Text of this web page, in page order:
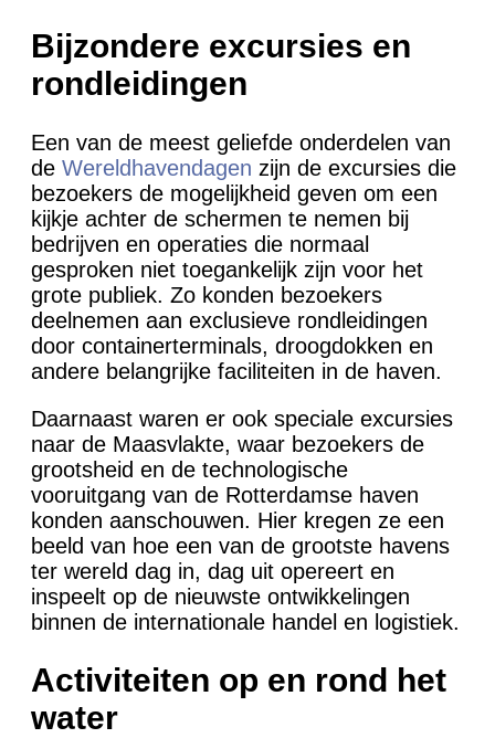
Bijzondere excursies en
rondleidingen
Een van de meest geliefde onderdelen van
de Wereldhavendagen zijn de excursies die
bezoekers de mogelijkheid geven om een
kijkje achter de schermen te nemen bij
bedrijven en operaties die normaal
gesproken niet toegankelijk zijn voor het
grote publiek. Zo konden bezoekers
deelnemen aan exclusieve rondleidingen
door containerterminals, droogdokken en
andere belangrijke faciliteiten in de haven.
Daarnaast waren er ook speciale excursies
naar de Maasvlakte, waar bezoekers de
grootsheid en de technologische
vooruitgang van de Rotterdamse haven
konden aanschouwen. Hier kregen ze een
beeld van hoe een van de grootste havens
ter wereld dag in, dag uit opereert en
inspeelt op de nieuwste ontwikkelingen
binnen de internationale handel en logistiek.
Activiteiten op en rond het
water